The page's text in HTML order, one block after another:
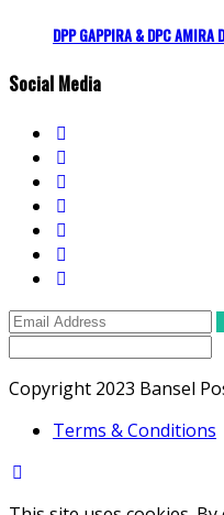
DPP GAPPIRA & DPC
Social Media
Copyright 2023 Bansel
Terms & Conditions